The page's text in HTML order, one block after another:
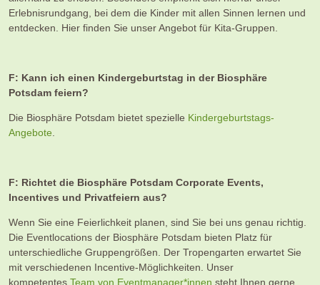
Erlebnisrundgang, bei dem die Kinder mit allen Sinnen lernen und
entdecken. Hier finden Sie unser Angebot für Kita-Gruppen.
F: Kann ich einen Kindergeburtstag in der Biosphäre
Potsdam feiern?
Die Biosphäre Potsdam bietet spezielle Kindergeburtstags-
Angebote
F: Richtet die Biosphäre Potsdam Corporate Events,
Incentives und Privatfeiern aus?
Wenn Sie eine Feierlichkeit planen, sind Sie bei uns genau richtig.
Die Eventlocations der Biosphäre Potsdam bieten Platz für
unterschiedliche Gruppengrößen. Der Tropengarten erwartet Sie
mit verschiedenen Incentive-Möglichkeiten. Unser
kompetentes Team von Eventmanager*innen steht Ihnen gerne